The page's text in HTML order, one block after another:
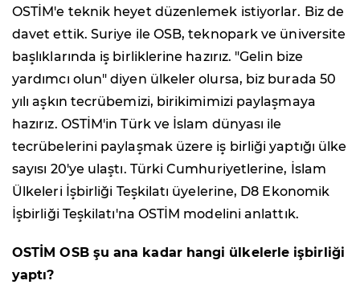
OSTİM'e teknik heyet düzenlemek istiyorlar. Biz de
davet ettik. Suriye ile OSB, teknopark ve üniversite
başlıklarında iş birliklerine hazırız. "Gelin bize
yardımcı olun" diyen ülkeler olursa, biz burada 50
yılı aşkın tecrübemizi, birikimimizi paylaşmaya
hazırız. OSTİM'in Türk ve İslam dünyası ile
tecrübelerini paylaşmak üzere iş birliği yaptığı ülke
sayısı 20'ye ulaştı. Türki Cumhuriyetlerine, İslam
Ülkeleri İşbirliği Teşkilatı üyelerine, D8 Ekonomik
İşbirliği Teşkilatı'na OSTİM modelini anlattık.
OSTİM OSB şu ana kadar hangi ülkelerle işbirliği
yaptı?